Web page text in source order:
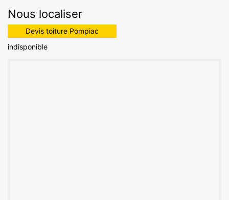
Nous localiser
Devis toiture Pompiac
indisponible